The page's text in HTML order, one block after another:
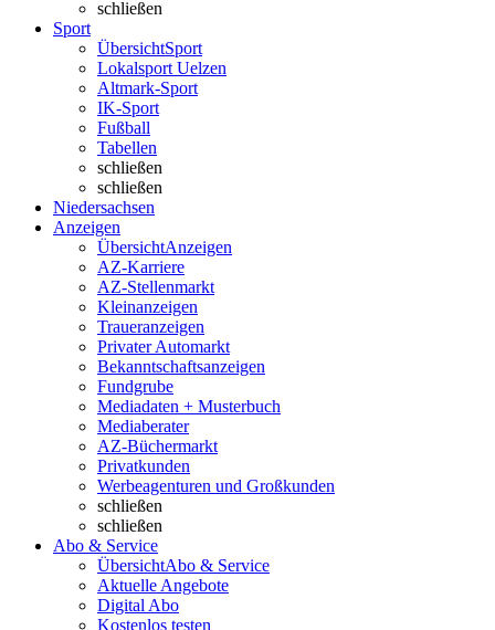
schließen
Sport
ÜbersichtSport
Lokalsport Uelzen
Altmark-Sport
IK-Sport
Fußball
Tabellen
schließen
schließen
Niedersachsen
Anzeigen
ÜbersichtAnzeigen
AZ-Karriere
AZ-Stellenmarkt
Kleinanzeigen
Traueranzeigen
Privater Automarkt
Bekanntschaftsanzeigen
Fundgrube
Mediadaten + Musterbuch
Mediaberater
AZ-Büchermarkt
Privatkunden
Werbeagenturen und Großkunden
schließen
schließen
Abo & Service
ÜbersichtAbo & Service
Aktuelle Angebote
Digital Abo
Kostenlos testen